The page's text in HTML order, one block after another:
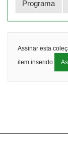
Assinar esta
item inserido